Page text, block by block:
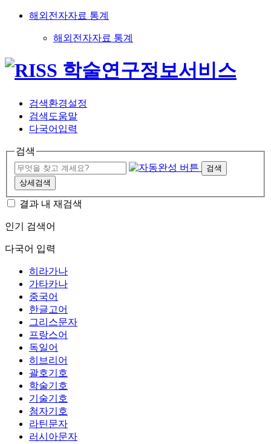
해외전자자료 통계
해외전자자료 통계
검색환경설정
검색도움말
다국어입력
검색
검색
상세검색
결과 내 재검색
인기 검색어
다국어 입력
히라가나
가타카나
중국어
한글고어
그리스문자
프랑스어
독일어
히브리어
괄호기호
학술기호
기술기호
첨자기호
라틴문자
러시아문자